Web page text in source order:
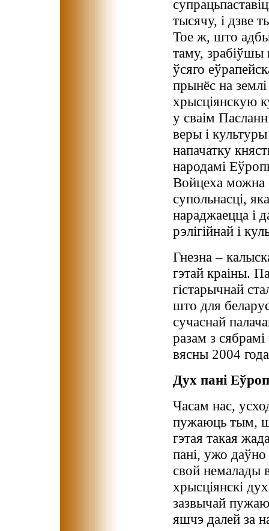
тысячу, і дзве
Тое ж, што
таму, зрабіўшы
ўсяго
прынёс на
хрысціянскую
у сваім
веры і культуры
напачатку
народамі
Войцеха можна
супольнасці,
нараджаецца і
рэлігійнай і
Гнезна –
гэтай краіны.
гістарычнай
што для
сучаснай
разам з
вясны 2004
Дух пані
Часам нас,
пужаюць тым,
гэтая такая
пані, ужо даўно
свой немалады
хрысціянскі
зазвычай
яшчэ далей за